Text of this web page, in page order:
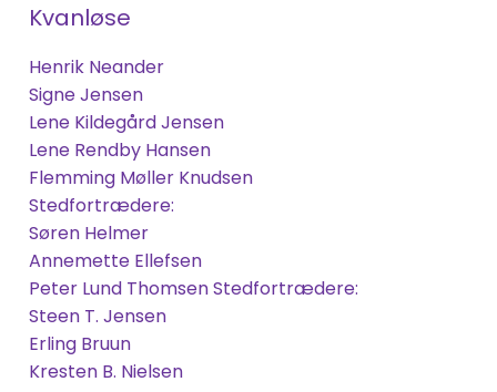
Kvanløse
Henrik Neander
Signe Jensen
Lene Kildegård Jensen
Lene Rendby Hansen
Flemming Møller Knudsen
Stedfortrædere:
Søren Helmer
Annemette Ellefsen
Peter Lund Thomsen Stedfortrædere:
Steen T. Jensen
Erling Bruun
Kresten B. Nielsen